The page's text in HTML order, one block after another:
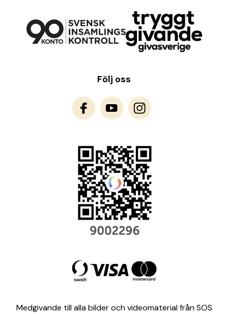
Följ oss
Medgivande till alla bilder och videomaterial från SOS